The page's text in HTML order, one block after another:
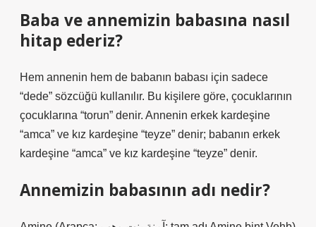
Baba ve annemizin babasına nasıl
hitap ederiz?
Hem annenin hem de babanın babası için sadece
“dede” sözcüğü kullanılır. Bu kişilere göre, çocuklarının
çocuklarına “torun” denir. Annenin erkek kardeşine
“amca” ve kız kardeşine “teyze” denir; babanın erkek
kardeşine “amca” ve kız kardeşine “teyze” denir.
Annemizin babasının adı nedir?